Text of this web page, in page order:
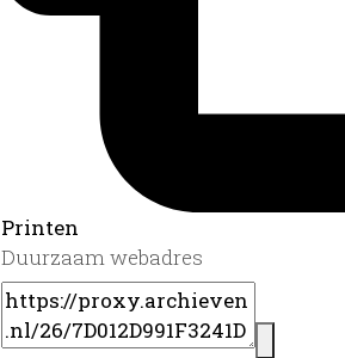
Printen
Duurzaam webadres